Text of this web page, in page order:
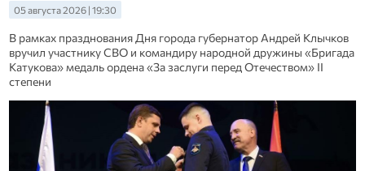
05 августа 2026 | 19:30
В рамках празднования Дня города губернатор Андрей Клычков
вручил участнику СВО и командиру народной дружины «Бригада
Катукова» медаль ордена «За заслуги перед Отечеством» II
степени